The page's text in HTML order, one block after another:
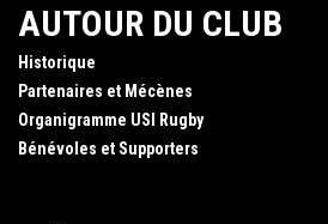
AUTOUR DU CLUB
Historique
Partenaires et Mécènes
Organigramme USI Rugby
Bénévoles et Supporters